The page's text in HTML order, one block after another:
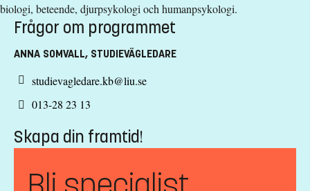
biologi, beteende, djurpsykologi och humanpsykologi.
Frågor om programmet
ANNA SOMVALL, STUDIEVÄGLEDARE
studievagledare.kb@liu.se
013-28 23 13
Skapa din framtid!